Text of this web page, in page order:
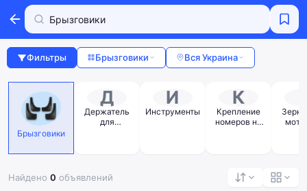
Фильтры Брызговики Вся Украина
Брызговики
Д
Держатель
для
И
Инструменты
К
Крепление
номеров на
Найдено 0 объявлений